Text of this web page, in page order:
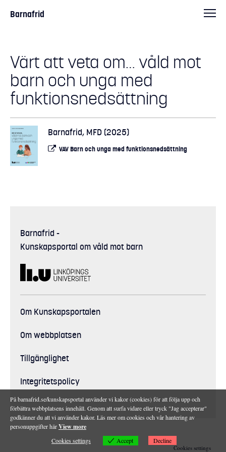
Barnafrid
Värt att veta om… våld mot
barn och unga med
funktionsnedsättning
Barnafrid, MFD (2025)
VAV Barn och unga med funktionsnedsättning
Barnafrid -
Kunskapsportal om våld mot barn
Om Kunskapsportalen
Om webbplatsen
Tillgänglighet
Integritetspolicy
På barnafrid.se/kunskapsportal använder vi kakor (cookies) för att följa upp och
förbättra webbplatsens innehåll. Genom att surfa vidare eller tryck "Jag accepterar"
godkänner du att vi använder kakor. Läs mer om cookies och vår hantering av
personuppgifter härView more
Cookies settings Accept Decline
Cookies settings